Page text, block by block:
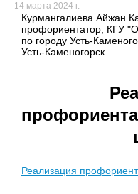
14 марта 2024 г.
Курмангалиева Айжан
профориентатор, КГУ
по городу Усть-
Усть-Каменогорск
Реализация